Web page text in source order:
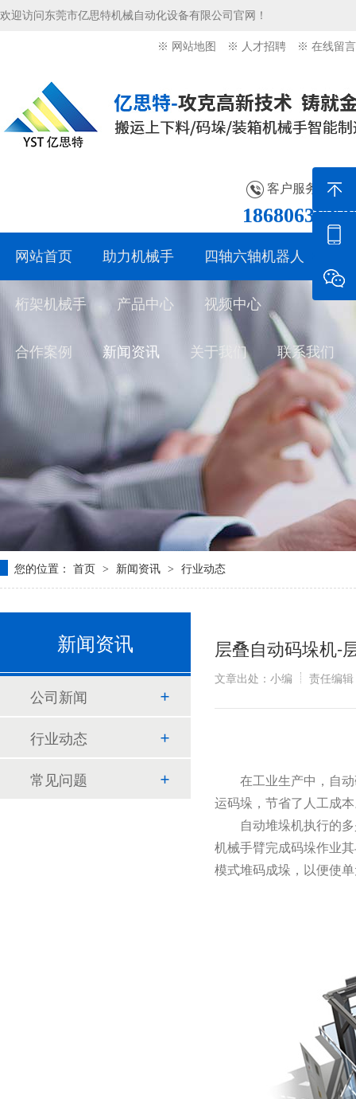
欢迎访问东莞市亿思特机械自动化设备有限公司官网！
※ 网站地图 ※ 人才招聘 ※ 在线留言
客户服务热线：
18680636276
网站首页 助力机械手 四轴六轴机器人
桁架机械手 产品中心 视频中心
合作案例 新闻资讯 关于我们 联系我们
您的位置： 首页 > 新闻资讯 > 行业动态
新闻资讯
公司新闻
行业动态
常见问题
层叠自动码垛机-
文章出处：小编 责任编
在工业生产中，自动
运码垛，节省了人工成
自动堆垛机执行的多
机械手臂完成码垛作业
模式堆码成垛，以便使